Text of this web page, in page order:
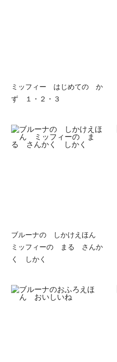
ミッフィー はじめての か
ず １・２・３
ブルーナの しかけえほん
ミッフィーの まる さんか
く しかく